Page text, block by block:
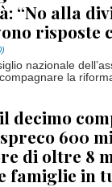
“No alla
risposte
nazionale
la
decimo
600
di oltre 8
famiglie in